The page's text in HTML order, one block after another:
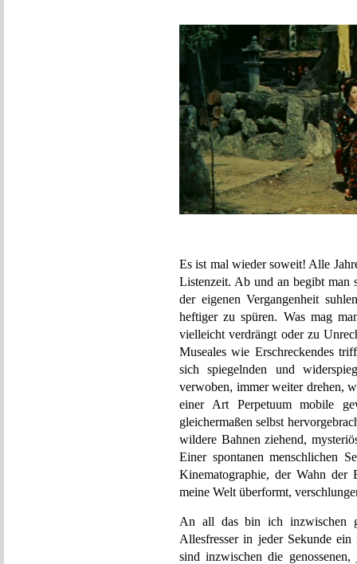
Es ist mal wieder soweit! Alle
Listenzeit. Ab und an begibt man
der eigenen Vergangenheit
heftiger zu spüren. Was mag
vielleicht verdrängt oder zu
Museales wie Erschreckendes
sich spiegelnden und
verwoben, immer weiter drehen,
einer Art Perpetuum mobile
gleichermaßen selbst
wildere Bahnen ziehend,
Einer spontanen menschlichen
Kinematographie, der Wahn
meine Welt überformt,
An all das bin ich inzwischen
Allesfresser in jeder Sekunde
sind inzwischen die